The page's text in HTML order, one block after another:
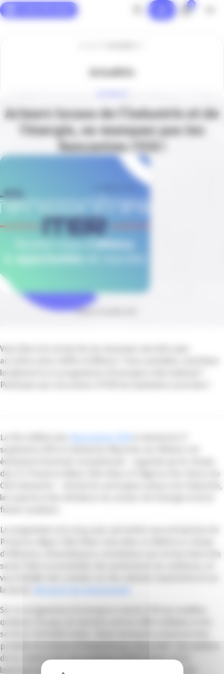
0
Actualités
Acteurs locaux de l’industrie et de
l’énergie, ne manquez pas les
Rencontres ITER !
Publié le 03 juillet 2023
Vous êtes à la recherche de nouveaux marchés pour
accroître votre chiffre d’affaires ? Vous souhaitez contribuer
localement à un programme d’envergure international ?
Participez aux rencontres d’ITER de septembre prochain !
La 1ère édition des
septembre 2023 à Cadarache (Bouches-du-Rhône). Cet
évènement business exceptionnel – organisé par le réseau
des CCI Provence Alpes Côte d’Azur et l’Agence Iter France du
CEA Cadarache – réunira les principaux acteurs de l’industrie,
les experts et les décideurs du secteur de l’énergie et de la
fusion nucléaire.
Le programme est conçu pour permettre aux entreprises de
Provence-Alpes-Côte d’Azur d’accéder en BtoB à un réseau
d’influence, d’investisseurs, d’acheteurs qui recherchent des
savoir-faire en proximité, des partenaires de confiance, en
vue d’établir des contrats sur des volumes importants et sur
la durée.
Sur un programme d’envergure comme ITER qui mobilise
quelques 35 pays, les besoins sont en effet multiples et les
secteurs d’activité variés. Toute entreprise proposant des
produits et services à l’industrie est concernée : des métiers
de la construction aux systèmes d’information, de la
logistique au monitoring, de la sécurité à la gestion de
Panneau de gestion des cookies